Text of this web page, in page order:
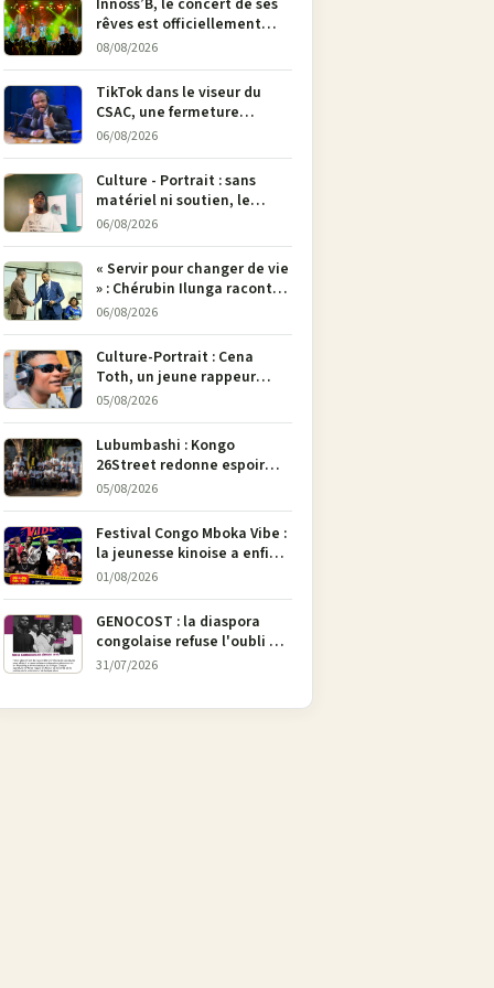
Innoss’B, le concert de ses
rêves est officiellement
annulé !
08/08/2026
TikTok dans le viseur du
CSAC, une fermeture
envisagée pour contrer la
propagande du M23
06/08/2026
Culture - Portrait : sans
matériel ni soutien, le
dessinateur Justin
son crayon
06/08/2026
« Servir pour changer de vie
» : Chérubin Ilunga raconte
le parcours du député
Tshimbu en 137 pages
06/08/2026
Culture-Portrait : Cena
Toth, un jeune rappeur
déterminé à faire entendre
05/08/2026
Lubumbashi : Kongo
26Street redonne espoir
aux enfants de la rue par
05/08/2026
Festival Congo Mboka Vibe :
la jeunesse kinoise a enfin
sa plateforme de culture
01/08/2026
GENOCOST : la diaspora
congolaise refuse l'oubli et
lance une campagne pour
31/07/2026